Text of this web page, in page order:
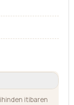
itibaren